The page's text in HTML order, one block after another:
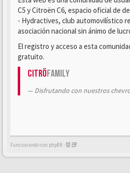
C5 y Citroën C6, espacio oficial de
- Hydractives, club automovilístico
asociación nacional sin ánimo de
El registro y acceso a esta
gratuito.
CitröFamily
Disfrutando con nuestros
Funcionando con phpBB -